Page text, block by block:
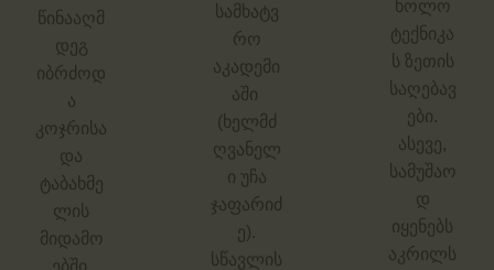
წინააღმ
დეგ
იბრძოდ
ა
კოჯრისა
და
ტაბახმე
ლის
მიდამო
ებში.
სამხატვ
რო
აკადემი
აში
(ხელმძ
ღვანელ
ი უჩა
ჯაფარიძ
ე).
სწავლის
ხოლო
ტექნიკა
ს ზეთის
საღებავ
ები.
ასევე,
სამუშაო
დ
იყენებს
აკრილს